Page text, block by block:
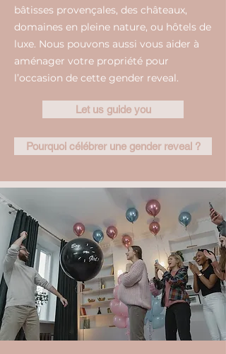
bâtisses provençales, des châteaux,
domaines en pleine nature, ou hôtels de
luxe. Nous pouvons aussi vous aider à
aménager votre propriété pour
l’occasion de cette gender reveal.
Let us guide you
Pourquoi célébrer une gender reveal ?